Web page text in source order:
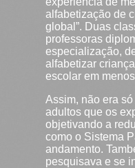
alfabetização de
global”. Duas
professoras
especialização,
alfabetizar
escolar em
Assim, não era
adultos que os
objetivando a
como o Sistema
andamento.
pesquisava e se